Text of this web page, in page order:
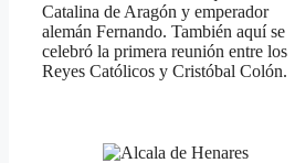
Catalina de Aragón y emperador
alemán Fernando. También aquí se
celebró la primera reunión entre los
Reyes Católicos y Cristóbal Colón.